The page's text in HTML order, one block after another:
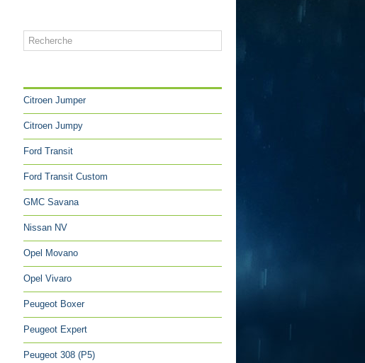
Citroen Jumper
Citroen Jumpy
Ford Transit
Ford Transit Custom
GMC Savana
Nissan NV
Opel Movano
Opel Vivaro
Peugeot Boxer
Peugeot Expert
Peugeot 308 (P5)